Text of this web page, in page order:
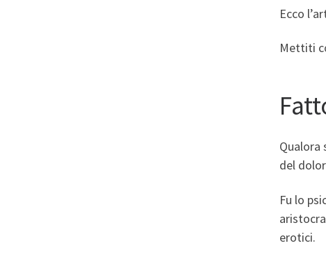
Ecco
Mettiti
Qualora
del
Fu lo
erotici.